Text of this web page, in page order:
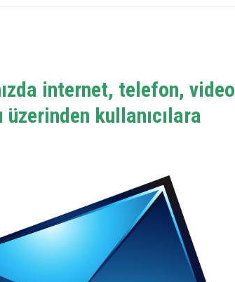
internet, telefon, video
kullanıcılara